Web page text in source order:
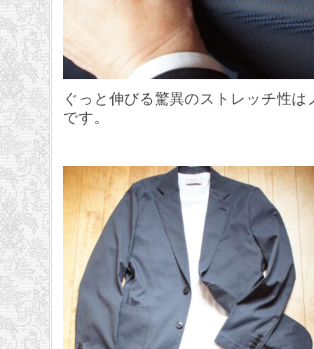
ぐっと伸びる驚異のストレッチ性
です。